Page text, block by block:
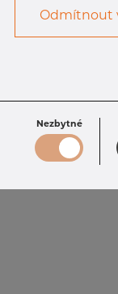
Odmítnout
Nezbytné